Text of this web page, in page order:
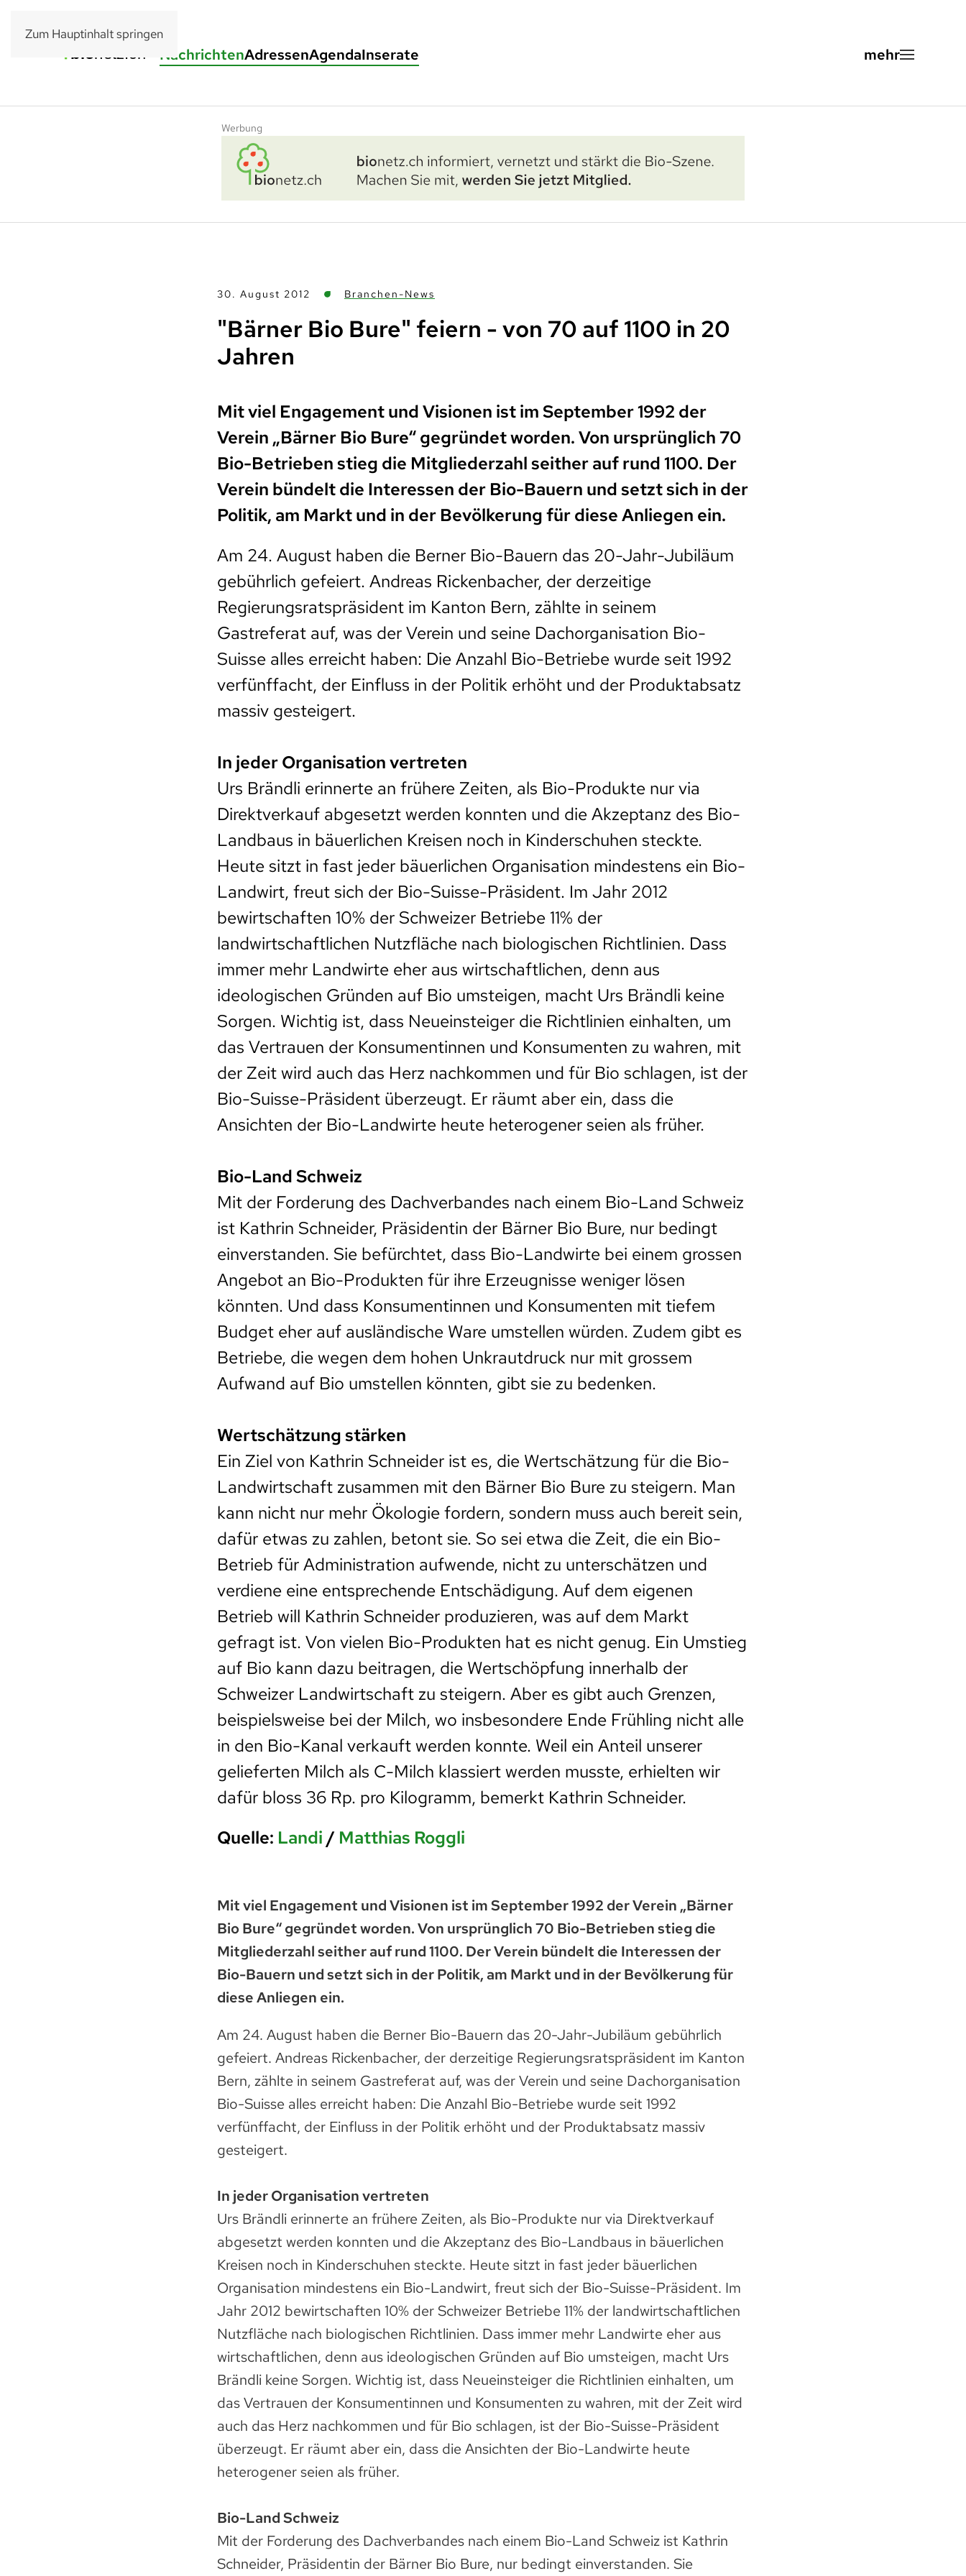
Zum Hauptinhalt springen
NachrichtenAdressenAgendaInserate
Werbung
30. August 2012 Branchen-News
"Bärner Bio Bure" feiern - von 70 auf 1100 in 20
Jahren
Mit viel Engagement und Visionen ist im September 1992 der
Verein „Bärner Bio Bure“ gegründet worden. Von ursprünglich 70
Bio-Betrieben stieg die Mitgliederzahl seither auf rund 1100. Der
Verein bündelt die Interessen der Bio-Bauern und setzt sich in der
Politik, am Markt und in der Bevölkerung für diese Anliegen ein.
Am 24. August haben die Berner Bio-Bauern das 20-Jahr-Jubiläum
gebührlich gefeiert. Andreas Rickenbacher, der derzeitige
Regierungsratspräsident im Kanton Bern, zählte in seinem
Gastreferat auf, was der Verein und seine Dachorganisation Bio-
Suisse alles erreicht haben: Die Anzahl Bio-Betriebe wurde seit 1992
verfünffacht, der Einfluss in der Politik erhöht und der Produktabsatz
massiv gesteigert.
In jeder Organisation vertreten
Urs Brändli erinnerte an frühere Zeiten, als Bio-Produkte nur via
Direktverkauf abgesetzt werden konnten und die Akzeptanz des Bio-
Landbaus in bäuerlichen Kreisen noch in Kinderschuhen steckte.
Heute sitzt in fast jeder bäuerlichen Organisation mindestens ein Bio-
Landwirt, freut sich der Bio-Suisse-Präsident. Im Jahr 2012
bewirtschaften 10% der Schweizer Betriebe 11% der
landwirtschaftlichen Nutzfläche nach biologischen Richtlinien. Dass
immer mehr Landwirte eher aus wirtschaftlichen, denn aus
ideologischen Gründen auf Bio umsteigen, macht Urs Brändli keine
Sorgen. Wichtig ist, dass Neueinsteiger die Richtlinien einhalten, um
das Vertrauen der Konsumentinnen und Konsumenten zu wahren, mit
der Zeit wird auch das Herz nachkommen und für Bio schlagen, ist der
Bio-Suisse-Präsident überzeugt. Er räumt aber ein, dass die
Ansichten der Bio-Landwirte heute heterogener seien als früher.
Bio-Land Schweiz
Mit der Forderung des Dachverbandes nach einem Bio-Land Schweiz
ist Kathrin Schneider, Präsidentin der Bärner Bio Bure, nur bedingt
einverstanden. Sie befürchtet, dass Bio-Landwirte bei einem grossen
Angebot an Bio-Produkten für ihre Erzeugnisse weniger lösen
könnten. Und dass Konsumentinnen und Konsumenten mit tiefem
Budget eher auf ausländische Ware umstellen würden. Zudem gibt es
Betriebe, die wegen dem hohen Unkrautdruck nur mit grossem
Aufwand auf Bio umstellen könnten, gibt sie zu bedenken.
Wertschätzung stärken
Ein Ziel von Kathrin Schneider ist es, die Wertschätzung für die Bio-
Landwirtschaft zusammen mit den Bärner Bio Bure zu steigern. Man
kann nicht nur mehr Ökologie fordern, sondern muss auch bereit sein,
dafür etwas zu zahlen, betont sie. So sei etwa die Zeit, die ein Bio-
Betrieb für Administration aufwende, nicht zu unterschätzen und
verdiene eine entsprechende Entschädigung. Auf dem eigenen
Betrieb will Kathrin Schneider produzieren, was auf dem Markt
gefragt ist. Von vielen Bio-Produkten hat es nicht genug. Ein Umstieg
auf Bio kann dazu beitragen, die Wertschöpfung innerhalb der
Schweizer Landwirtschaft zu steigern. Aber es gibt auch Grenzen,
beispielsweise bei der Milch, wo insbesondere Ende Frühling nicht alle
in den Bio-Kanal verkauft werden konnte. Weil ein Anteil unserer
gelieferten Milch als C-Milch klassiert werden musste, erhielten wir
dafür bloss 36 Rp. pro Kilogramm, bemerkt Kathrin Schneider.
Quelle: Landi / Matthias Roggli
Mit viel Engagement und Visionen ist im September 1992 der Verein „Bärner
Bio Bure“ gegründet worden. Von ursprünglich 70 Bio-Betrieben stieg die
Mitgliederzahl seither auf rund 1100. Der Verein bündelt die Interessen der
Bio-Bauern und setzt sich in der Politik, am Markt und in der Bevölkerung für
diese Anliegen ein.
Am 24. August haben die Berner Bio-Bauern das 20-Jahr-Jubiläum gebührlich
gefeiert. Andreas Rickenbacher, der derzeitige Regierungsratspräsident im Kanton
Bern, zählte in seinem Gastreferat auf, was der Verein und seine Dachorganisation
Bio-Suisse alles erreicht haben: Die Anzahl Bio-Betriebe wurde seit 1992
verfünffacht, der Einfluss in der Politik erhöht und der Produktabsatz massiv
gesteigert.
In jeder Organisation vertreten
Urs Brändli erinnerte an frühere Zeiten, als Bio-Produkte nur via Direktverkauf
abgesetzt werden konnten und die Akzeptanz des Bio-Landbaus in bäuerlichen
Kreisen noch in Kinderschuhen steckte. Heute sitzt in fast jeder bäuerlichen
Organisation mindestens ein Bio-Landwirt, freut sich der Bio-Suisse-Präsident. Im
Jahr 2012 bewirtschaften 10% der Schweizer Betriebe 11% der landwirtschaftlichen
Nutzfläche nach biologischen Richtlinien. Dass immer mehr Landwirte eher aus
wirtschaftlichen, denn aus ideologischen Gründen auf Bio umsteigen, macht Urs
Brändli keine Sorgen. Wichtig ist, dass Neueinsteiger die Richtlinien einhalten, um
das Vertrauen der Konsumentinnen und Konsumenten zu wahren, mit der Zeit wird
auch das Herz nachkommen und für Bio schlagen, ist der Bio-Suisse-Präsident
überzeugt. Er räumt aber ein, dass die Ansichten der Bio-Landwirte heute
heterogener seien als früher.
Bio-Land Schweiz
Mit der Forderung des Dachverbandes nach einem Bio-Land Schweiz ist Kathrin
Schneider, Präsidentin der Bärner Bio Bure, nur bedingt einverstanden. Sie